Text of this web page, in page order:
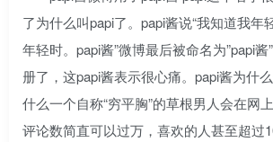
了为什么叫papi了。papi酱说“我知道我年
年轻时。papi酱”微博最后被命名为”papi
册了，这papi酱表示很心痛。papi酱为什
什么一个自称“穷平胸”的草根男人会在网
评论数简直可以过万，喜欢的人甚至超过